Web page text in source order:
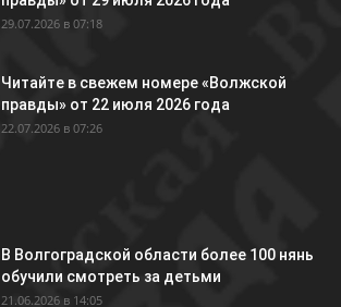
29.07.2026 в 07:18
Читайте в свежем номере «Волжской
правды» от 22 июля 2026 года
22.07.2026 в 07:26
В Волгоградской области более 100 нянь
обучили смотреть за детьми
21.06.2026 в 14:05